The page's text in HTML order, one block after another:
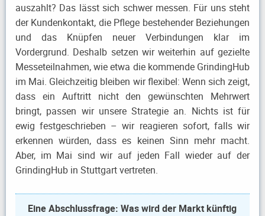
auszahlt? Das lässt sich schwer messen. Für uns steht
der Kundenkontakt, die Pflege bestehender Beziehungen
und das Knüpfen neuer Verbindungen klar im
Vordergrund. Deshalb setzen wir weiterhin auf gezielte
Messeteilnahmen, wie etwa die kommende GrindingHub
im Mai. Gleichzeitig bleiben wir flexibel: Wenn sich zeigt,
dass ein Auftritt nicht den gewünschten Mehrwert
bringt, passen wir unsere Strategie an. Nichts ist für
ewig festgeschrieben – wir reagieren sofort, falls wir
erkennen würden, dass es keinen Sinn mehr macht.
Aber, im Mai sind wir auf jeden Fall wieder auf der
GrindingHub in Stuttgart vertreten.
Eine Abschlussfrage: Was wird der Markt künftig